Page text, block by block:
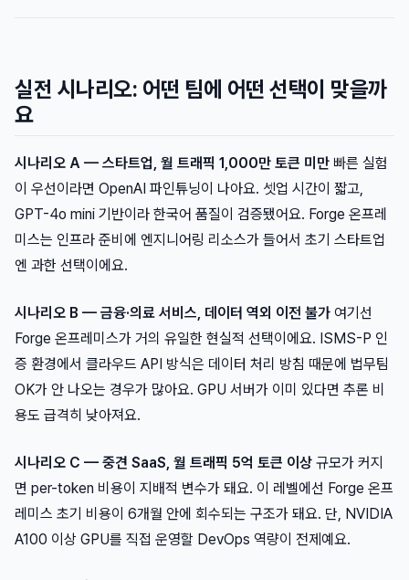
실전 시나리오: 어떤 팀에 어떤 선택이 맞을까
요
시나리오 A — 스타트업, 월 트래픽 1,000만 토큰 미만 빠른 실험
이 우선이라면 OpenAI 파인튜닝이 나아요. 셋업 시간이 짧고,
GPT-4o mini 기반이라 한국어 품질이 검증됐어요. Forge 온프레
미스는 인프라 준비에 엔지니어링 리소스가 들어서 초기 스타트업
엔 과한 선택이에요.
시나리오 B — 금융·의료 서비스, 데이터 역외 이전 불가 여기선
Forge 온프레미스가 거의 유일한 현실적 선택이에요. ISMS-P 인
증 환경에서 클라우드 API 방식은 데이터 처리 방침 때문에 법무팀
OK가 안 나오는 경우가 많아요. GPU 서버가 이미 있다면 추론 비
용도 급격히 낮아져요.
시나리오 C — 중견 SaaS, 월 트래픽 5억 토큰 이상 규모가 커지
면 per-token 비용이 지배적 변수가 돼요. 이 레벨에선 Forge 온프
레미스 초기 비용이 6개월 안에 회수되는 구조가 돼요. 단, NVIDIA
A100 이상 GPU를 직접 운영할 DevOps 역량이 전제예요.